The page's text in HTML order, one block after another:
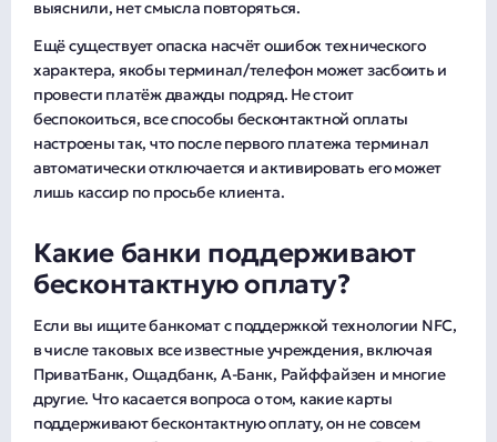
выяснили, нет смысла повторяться.
Ещё существует опаска насчёт ошибок технического
характера, якобы терминал/телефон может засбоить и
провести платёж дважды подряд. Не стоит
беспокоиться, все способы бесконтактной оплаты
настроены так, что после первого платежа терминал
автоматически отключается и активировать его может
лишь кассир по просьбе клиента.
Какие банки поддерживают
бесконтактную оплату?
Если вы ищите банкомат с поддержкой технологии NFC,
в числе таковых все известные учреждения, включая
ПриватБанк, Ощадбанк, А-Банк, Райффайзен и многие
другие. Что касается вопроса о том, какие карты
поддерживают бесконтактную оплату, он не совсем